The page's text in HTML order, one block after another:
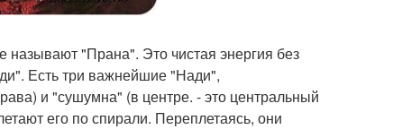
называют "Прана". Это чистая энергия без
Есть три важнейшие "Нади",
и "сушумна" (в центре. - это центральный
его по спирали. Переплетаясь, они